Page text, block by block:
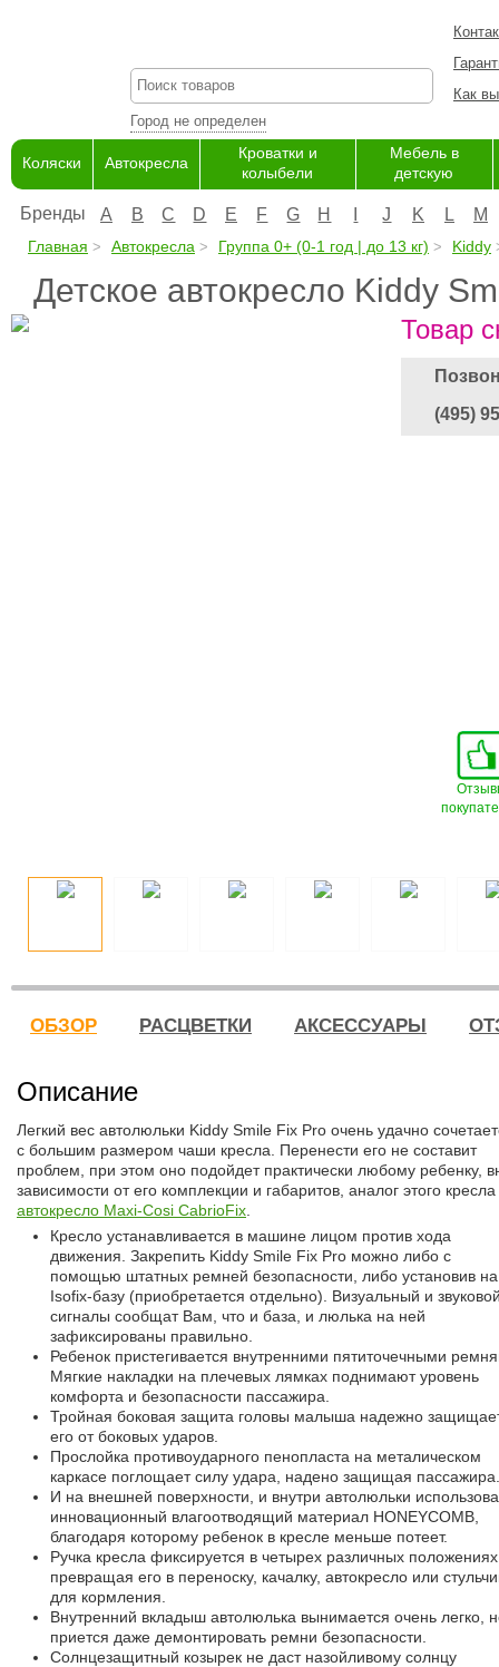
Город не определен
Как
Коляски Автокресла
Кроватки и
колыбели
Мебель в
детскую
Бренды A B C D E F G H J K L M
Главная Автокресла Группа 0+ (0-1 год | до 13 кг) Kiddy
Детское автокресло Kiddy
Товар
(495)
ОБЗОР РАСЦВЕТКИ АКСЕССУАРЫ
Описание
Легкий вес автолюльки Kiddy Smile Fix Pro очень удачно
с большим размером чаши кресла. Перенести его не составит
проблем, при этом оно подойдет практически любому ребенку,
зависимости от его комплекции и габаритов, аналог этого
автокресло Maxi-Cosi CabrioFix
Кресло устанавливается в машине лицом против хода
движения. Закрепить Kiddy Smile Fix Pro можно либо с
помощью штатных ремней безопасности, либо установив на
Isofix-базу (приобретается отдельно). Визуальный и
сигналы сообщат Вам, что и база, и люлька на ней
зафиксированы правильно.
Ребенок пристегивается внутренними пятиточечными
Мягкие накладки на плечевых лямках поднимают уровень
комфорта и безопасности пассажира.
Тройная боковая защита головы малыша надежно
его от боковых ударов.
Прослойка противоударного пенопласта на металическом
каркасе поглощает силу удара, надено защищая пассажира.
И на внешней поверхности, и внутри автолюльки
инновационный влагоотводящий материал HONEYCOMB,
благодаря которому ребенок в кресле меньше потеет.
Ручка кресла фиксируется в четырех различных
превращая его в переноску, качалку, автокресло или
для кормления.
Внутренний вкладыш автолюлька вынимается очень легко,
приется даже демонтировать ремни безопасности.
Солнцезащитный козырек не даст назойливому солнцу